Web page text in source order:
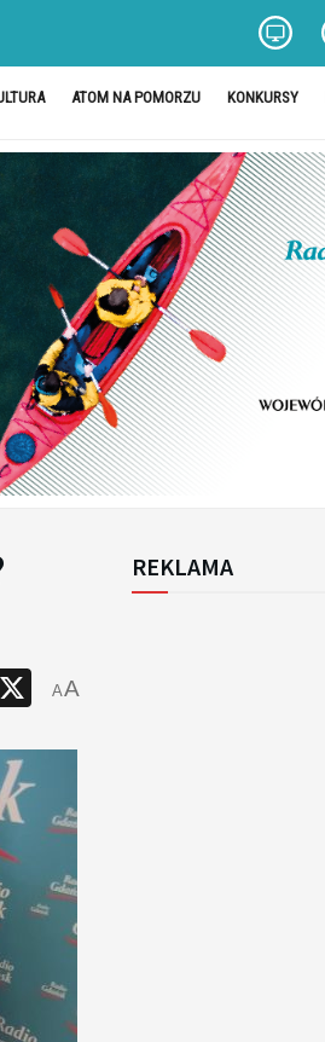
ATOM NA POMORZU KONKURSY
X
AA
REKLAMA